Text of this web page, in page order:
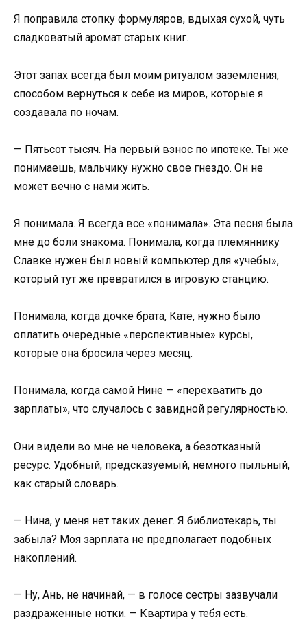
Я поправила стопку формуляров, вдыхая сухой, чуть
сладковатый аромат старых книг.
Этот запах всегда был моим ритуалом заземления,
способом вернуться к себе из миров, которые я
создавала по ночам.
— Пятьсот тысяч. На первый взнос по ипотеке. Ты же
понимаешь, мальчику нужно свое гнездо. Он не
может вечно с нами жить.
Я понимала. Я всегда все «понимала». Эта песня была
мне до боли знакома. Понимала, когда племяннику
Славке нужен был новый компьютер для «учебы»,
который тут же превратился в игровую станцию.
Понимала, когда дочке брата, Кате, нужно было
оплатить очередные «перспективные» курсы,
которые она бросила через месяц.
Понимала, когда самой Нине — «перехватить до
зарплаты», что случалось с завидной регулярностью.
Они видели во мне не человека, а безотказный
ресурс. Удобный, предсказуемый, немного пыльный,
как старый словарь.
— Нина, у меня нет таких денег. Я библиотекарь, ты
забыла? Моя зарплата не предполагает подобных
накоплений.
— Ну, Ань, не начинай, — в голосе сестры зазвучали
раздраженные нотки. — Квартира у тебя есть.